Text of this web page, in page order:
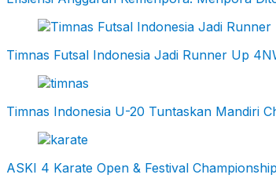
Timnas Futsal Indonesia Jadi Runner Up
Timnas Indonesia U-20 Tuntaskan Mandiri
ASKI 4 Karate Open & Festival